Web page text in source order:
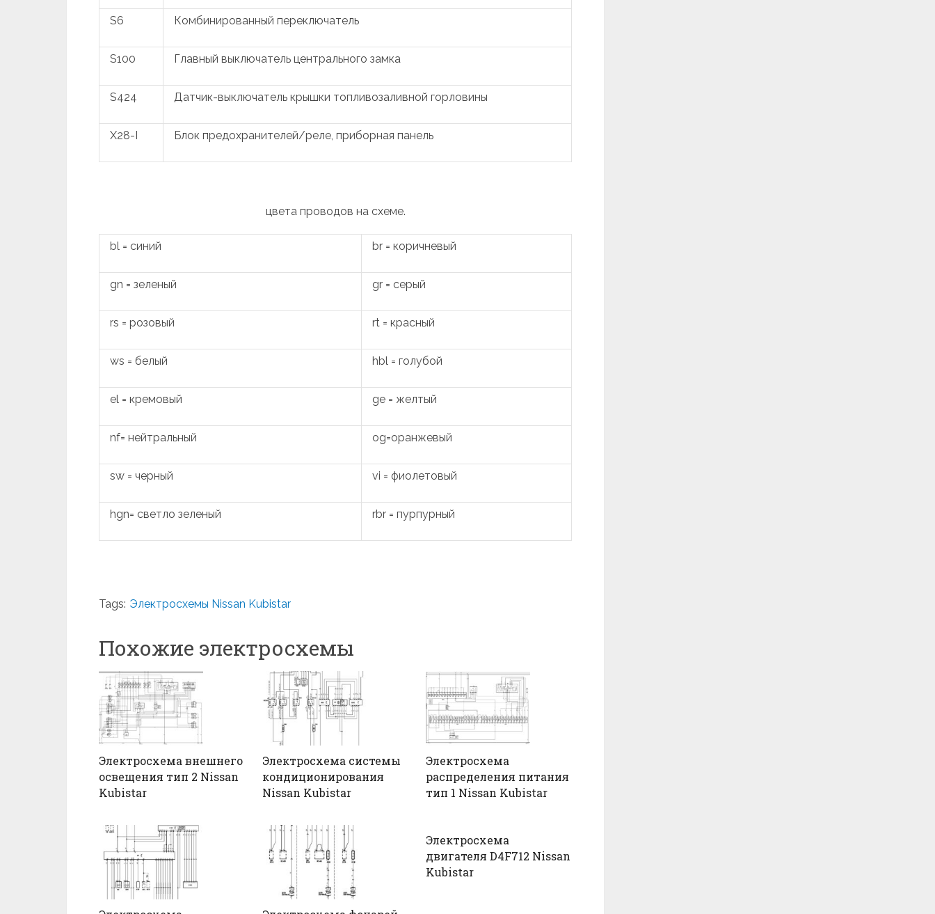
S6 Комбинированный переключатель
S100 Главный выключатель центрального замка
S424 Датчик-выключатель крышки топливозаливной горловины
X28-I Блок предохранителей/реле, приборная панель
цвета проводов на схеме.
bl = синий br = коричневый
gn = зеленый gr = серый
rs = розовый rt = красный
ws = белый hbl = голубой
el = кремовый ge = желтый
nf= нейтральный og=оранжевый
sw = черный vi = фиолетовый
hgn= светло зеленый rbr = пурпурный
Tags: Электросхемы Nissan Kubistar
Похожие электросхемы
Электросхема внешнего
освещения тип 2 Nissan
Kubistar
Электросхема системы
кондиционирования
Nissan Kubistar
Электросхема
распределения питания
тип 1 Nissan Kubistar
Электросхема
двигателя D4F712 Nissan
Kubistar